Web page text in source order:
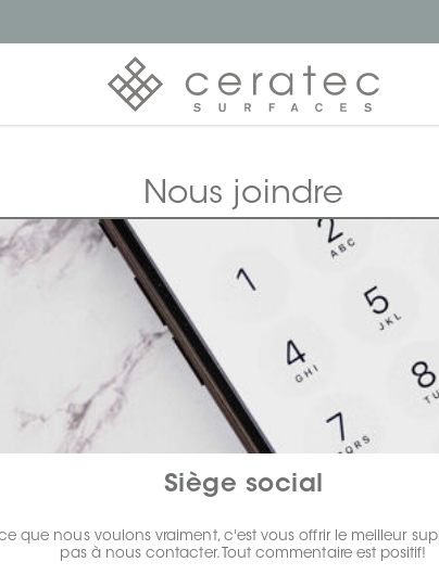
Nous joindre
Siège social
que nous voulons vraiment, c'est vous offrir le meilleur
pas à nous contacter. Tout commentaire est positif!